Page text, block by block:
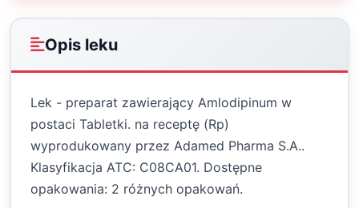
Opis leku
Lek - preparat zawierający Amlodipinum w
postaci Tabletki. na receptę (Rp)
wyprodukowany przez Adamed Pharma S.A..
Klasyfikacja ATC: C08CA01. Dostępne
opakowania: 2 różnych opakowań.